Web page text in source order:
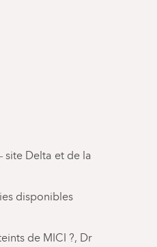
site Delta et de la
disponibles
de MICI ?, Dr